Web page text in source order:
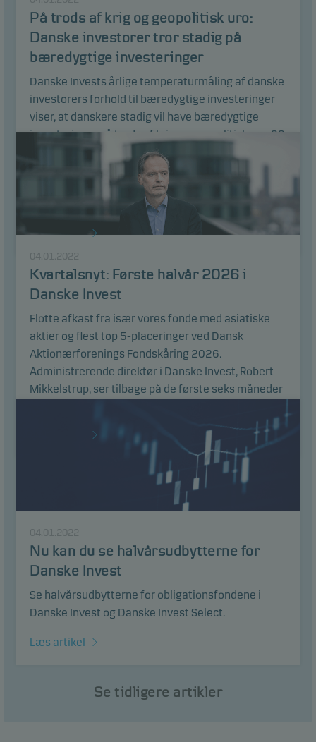
På trods af krig og geopolitisk uro:
Danske investorer tror stadig på
bæredygtige investeringer
Danske Invests årlige temperaturmåling af danske
investorers forhold til bæredygtige investeringer
viser, at danskere stadig vil have bæredygtige
investeringer på trods af krig og geopolitisk uro. 22
procent af danske investorer siger, at deres
interesse i bæredygtige investeringer er steget
over de sidste to år, mens den kun er faldet blandt
Læs artikel
04.01.2022
Kvartalsnyt: Første halvår 2026 i
Danske Invest
Flotte afkast fra især vores fonde med asiatiske
aktier og flest top 5-placeringer ved Dansk
Aktionærforenings Fondskåring 2026.
Administrerende direktør i Danske Invest, Robert
Mikkelstrup, ser tilbage på de første seks måneder
04.01.2022
Nu kan du se halvårsudbytterne for
Danske Invest
Se halvårsudbytterne for obligationsfondene i
Danske Invest og Danske Invest Select.
Læs artikel
Se tidligere artikler
Marketing
Disse cookies gør det muligt for os at identificere dig
(din enhed) og profilere din adfærd, så vi kan levere
det mest relevante indhold til dig.